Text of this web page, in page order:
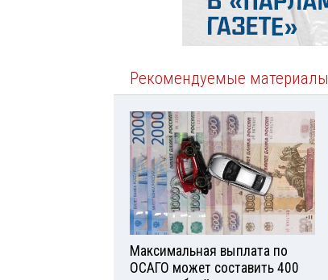
Рекомендуемые материалы
Максимальная выплата по
ОСАГО может составить 400